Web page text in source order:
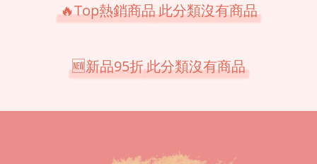
🔥Top熱銷商品此分類沒有商品
🆕新品95折此分類沒有商品